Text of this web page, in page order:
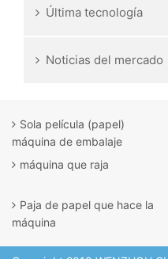
Última tecnología
Noticias del mercado
Sola película (papel)
máquina de embalaje
máquina que raja
Paja de papel que hace la
máquina